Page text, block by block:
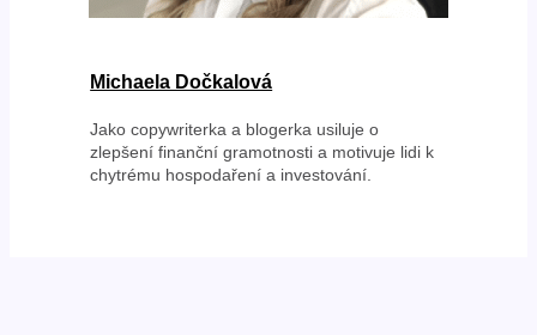
Michaela Dočkalová
Jako copywriterka a blogerka usiluje o
zlepšení finanční gramotnosti a motivuje lidi k
chytrému hospodaření a investování.